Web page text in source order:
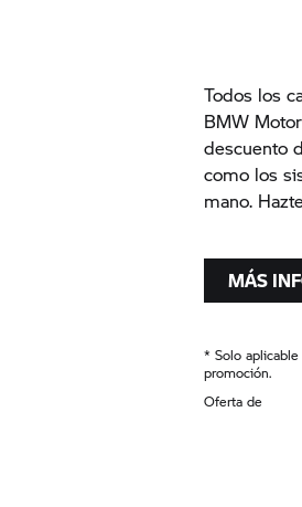
Todos los
BMW
descuento
como los
mano.
MÁS
* Solo
promoción.
Oferta de